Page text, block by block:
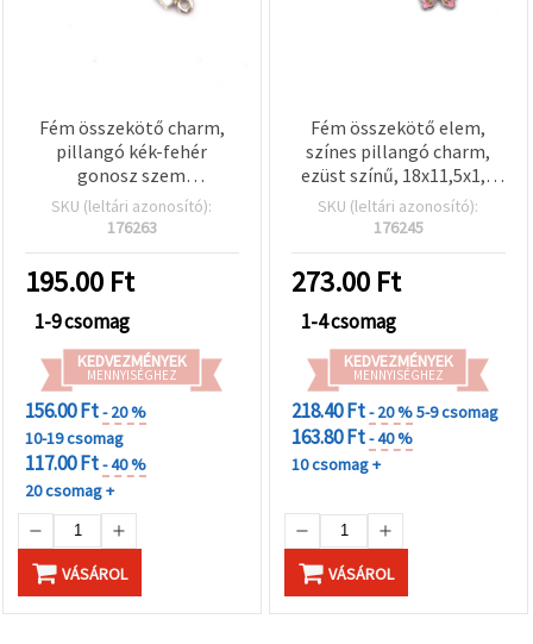
Fém összekötő charm,
pillangó kék-fehér
gonosz szem
motívummal, ezüst színű,
17x10x3 mm, furat: 1,5
SKU (leltári azonosító):
176263
195.00 Ft
1-9 csomag
KEDVEZMÉNYEK
MENNYISÉGHEZ
156.00 Ft- 20 %
10-19 csomag
117.00 Ft- 40 %
20 csomag +
VÁSÁROL
Fém összekötő elem,
színes pillangó charm,
ezüst színű, 18x11,5x1,5
mm, furat: 1,5 mm - 2 db
SKU (leltári azonosító):
176245
273.00 Ft
1-4 csomag
KEDVEZMÉNYEK
MENNYISÉGHEZ
218.40 Ft- 20 %5-9 csomag
163.80 Ft- 40 %
10 csomag +
VÁSÁROL